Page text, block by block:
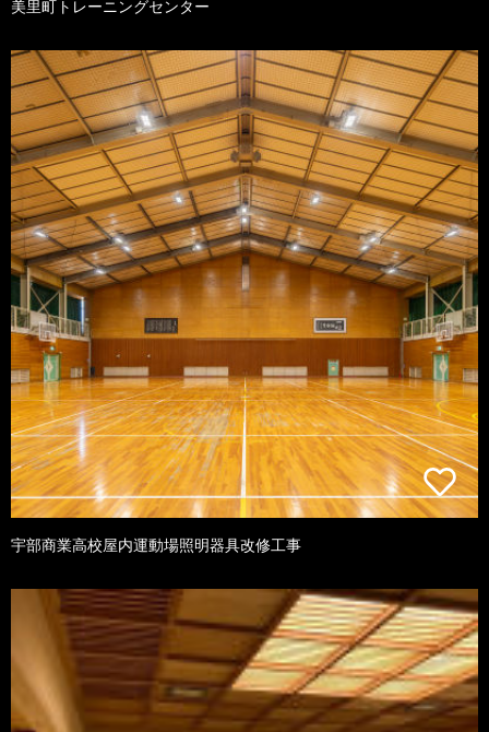
美里町トレーニングセンター
宇部商業高校屋内運動場照明器具改修工事